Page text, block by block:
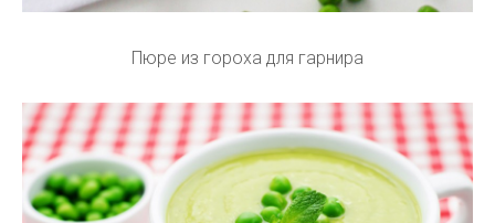
Пюре из гороха для гарнира